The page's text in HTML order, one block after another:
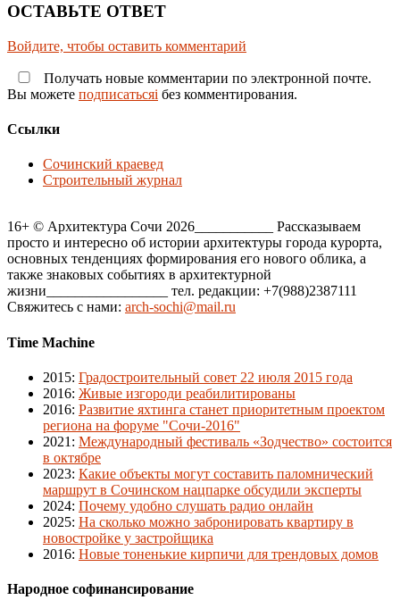
ОСТАВЬТЕ ОТВЕТ
Войдите, чтобы оставить комментарий
Получать новые комментарии по электронной почте.
Вы можете подписатьсяi без комментирования.
Ссылки
Сочинский краевед
Строительный журнал
16+ © Архитектура Сочи 2026___________ Рассказываем
просто и интересно об истории архитектуры города курорта,
основных тенденциях формирования его нового облика, а
также знаковых событиях в архитектурной
жизни_________________ тел. редакции: +7(988)2387111
Свяжитесь с нами: arch-sochi@mail.ru
Time Machine
2015: Градостроительный совет 22 июля 2015 года
2016: Живые изгороди реабилитированы
2016: Развитие яхтинга станет приоритетным проектом
региона на форуме "Сочи-2016"
2021 : Международный фестиваль «Зодчество» состоится
в октябре
2023: Какие объекты могут составить паломнический
маршрут в Сочинском нацпарке обсудили эксперты
2024: Почему удобно слушать радио онлайн
2025: На сколько можно забронировать квартиру в
новостройке у застройщика
2016: Новые тоненькие кирпичи для трендовых домов
Народное софинансирование